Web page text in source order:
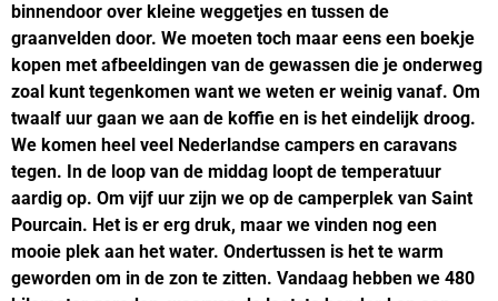
binnendoor over kleine weggetjes en tussen de
graanvelden door. We moeten toch maar eens een boekje
kopen met afbeeldingen van de gewassen die je onderweg
zoal kunt tegenkomen want we weten er weinig vanaf. Om
twaalf uur gaan we aan de koffie en is het eindelijk droog.
We komen heel veel Nederlandse campers en caravans
tegen. In de loop van de middag loopt de temperatuur
aardig op. Om vijf uur zijn we op de camperplek van Saint
Pourcain. Het is er erg druk, maar we vinden nog een
mooie plek aan het water. Ondertussen is het te warm
geworden om in de zon te zitten. Vandaag hebben we 480